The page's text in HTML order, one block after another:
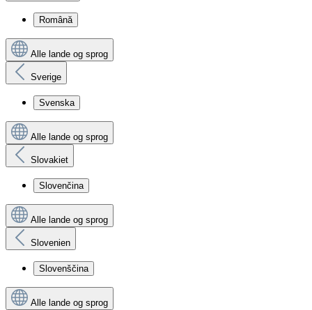
Română
Alle lande og sprog
Sverige
Svenska
Alle lande og sprog
Slovakiet
Slovenčina
Alle lande og sprog
Slovenien
Slovenščina
Alle lande og sprog